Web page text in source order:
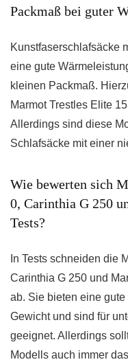
Packmaß bei guter
Kunstfaserschlafsäcke
eine gute
kleinen Packmaß.
Marmot Trestles Elite
Allerdings sind diese
Schlafsäcke mit einer
Wie bewerten sich
0, Carinthia G 250
Tests?
In Tests schneiden die
Carinthia G 250 und
ab. Sie bieten eine
Gewicht und sind für
geeignet. Allerdings
Modells auch immer